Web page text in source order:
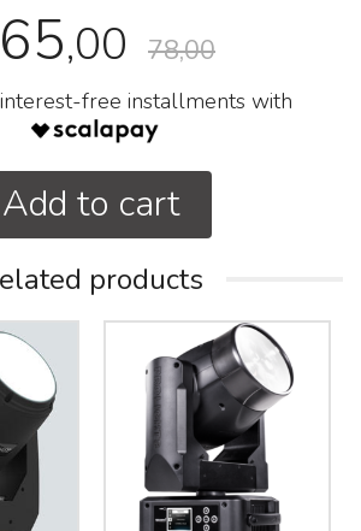
65,00 78,00
free installments with
Add to cart
products